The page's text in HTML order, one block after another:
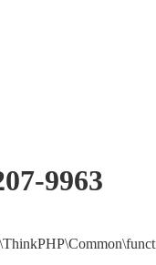
9963